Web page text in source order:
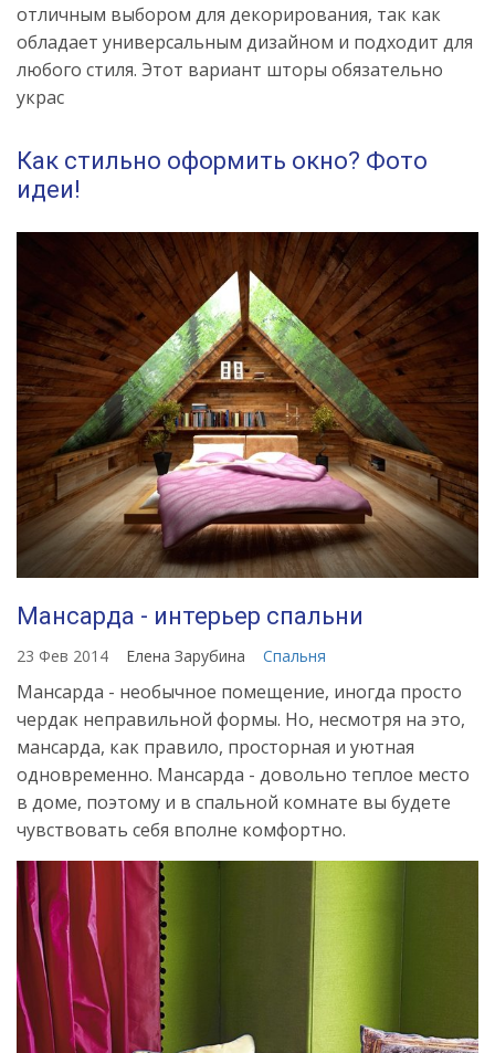
отличным выбором для декорирования, так как
обладает универсальным дизайном и подходит для
любого стиля. Этот вариант шторы обязательно
украс
Как стильно оформить окно? Фото
идеи!
Мансарда - интерьер спальни
23 Фев 2014 Елена Зарубина Спальня
Мансарда - необычное помещение, иногда просто
чердак неправильной формы. Но, несмотря на это,
мансарда, как правило, просторная и уютная
одновременно. Мансарда - довольно теплое место
в доме, поэтому и в спальной комнате вы будете
чувствовать себя вполне комфортно.